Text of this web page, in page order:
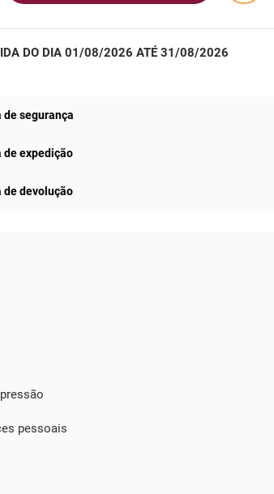
DO DIA 01/08/2026 ATÉ 31/08/2026
segurança
de expedição
de devolução
pessoais